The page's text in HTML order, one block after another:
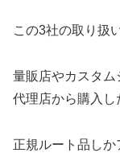
この3社の取り扱
量販店やカスタ
代理店から購入し
正規ルート品し